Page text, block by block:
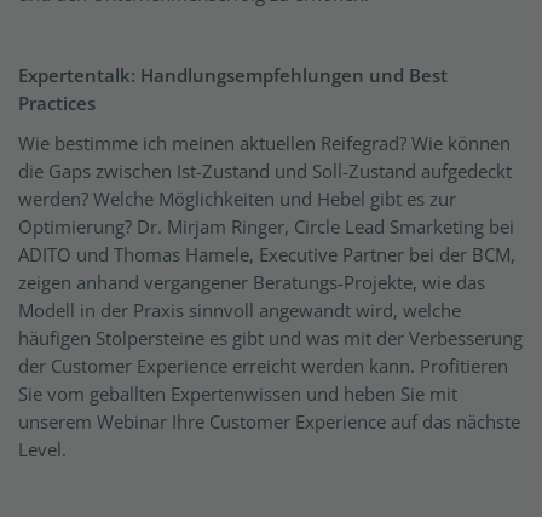
Expertentalk: Handlungsempfehlungen und Best
Practices
Wie bestimme ich meinen aktuellen Reifegrad? Wie können
die Gaps zwischen Ist-Zustand und Soll-Zustand aufgedeckt
werden? Welche Möglichkeiten und Hebel gibt es zur
Optimierung? Dr. Mirjam Ringer, Circle Lead Smarketing bei
ADITO und Thomas Hamele, Executive Partner bei der BCM,
zeigen anhand vergangener Beratungs-Projekte, wie das
Modell in der Praxis sinnvoll angewandt wird, welche
häufigen Stolpersteine es gibt und was mit der Verbesserung
der Customer Experience erreicht werden kann. Profitieren
Sie vom geballten Expertenwissen und heben Sie mit
unserem Webinar Ihre Customer Experience auf das nächste
Level.